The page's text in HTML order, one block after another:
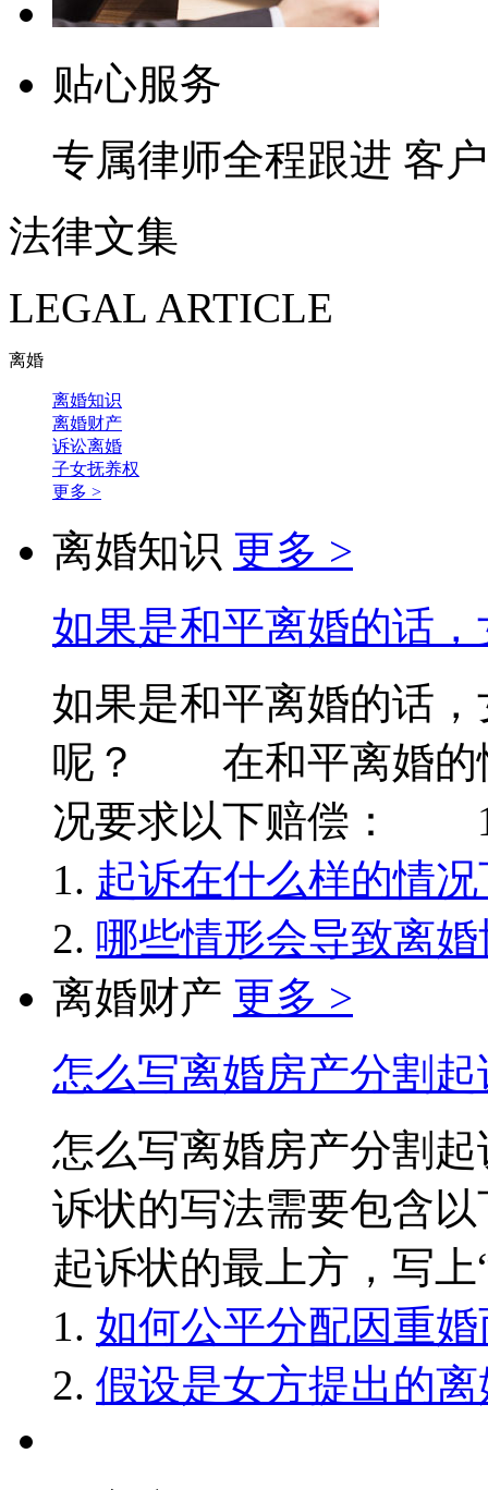
贴心服务
专属律师全程跟进 客
法律文集
LEGAL ARTICLE
离婚
离婚知识
离婚财产
诉讼离婚
子女抚养权
更多 >
离婚知识 更多 >
如果是和平离婚的话
如果是和平离婚的话
呢？ 在和平离婚的
况要求以下赔偿：
起诉在什么样的情
哪些情形会导致离
离婚财产 更多 >
怎么写离婚房产分割
怎么写离婚房产分割
诉状的写法需要包含
起诉状的最上方，写上
如何公平分配因重
假设是女方提出的